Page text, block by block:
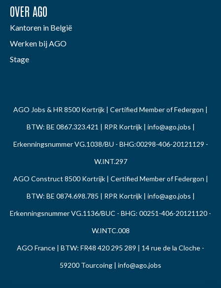
OVER AGO
Kantoren in België
Werken bij AGO
Stage
AGO Jobs & HR 8500 Kortrijk | Certified Member of Federgon |
BTW: BE 0867.323.421 | RPR Kortrijk | info@ago.jobs |
Erkenningsnummer VG.1038/BU - BHG:00298-406-20121129 -
W.INT.297
AGO Construct 8500 Kortrijk | Certified Member of Federgon |
BTW: BE 0874.698.785 | RPR Kortrijk | info@ago.jobs |
Erkenningsnummer VG.1136/BUC - BHG: 00251-406-20121120 -
W.INTC.008
AGO France | BTW: FR48 420 295 289 | 14 rue de la Cloche -
59200 Tourcoing | info@ago.jobs